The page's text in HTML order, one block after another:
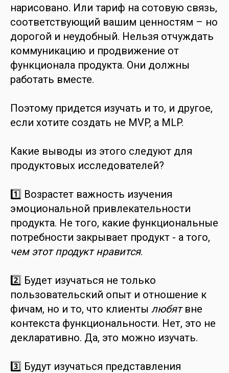
нарисовано. Или тариф на сотовую связь,
соответствующий вашим ценностям – но
дорогой и неудобный. Нельзя отчуждать
коммуникацию и продвижение от
функционала продукта. Они должны
работать вместе.
Поэтому придется изучать и то, и другое,
если хотите создать не MVP, а MLP.
Какие выводы из этого следуют для
продуктовых исследователей?
1️⃣ Возрастет важность изучения
эмоциональной привлекательности
продукта. Не того, какие функциональные
потребности закрывает продукт - а того,
чем этот продуктнравится.
2️⃣ Будет изучаться не только
пользовательский опыт и отношение к
фичам, но и то, что клиенты любятвне
контекста функциональности. Нет, это не
декларативно. Да, это можно изучать.
3️⃣ Будут изучаться представления